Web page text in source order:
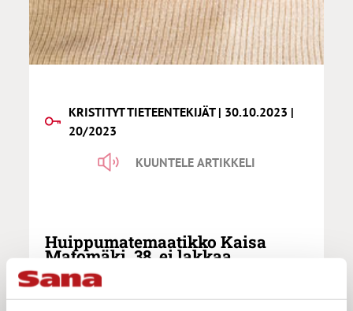
KRISTITYT TIETEENTEKIJÄT | 30.10.2023 |
20/2023
KUUNTELE ARTIKKELI
Huippumatemaatikko Kaisa
Matomäki, 38, ei lakkaa
ihmettelemästä luomistyötä: ”On
vaikea uskoa
sattumanvaraisuuteen”